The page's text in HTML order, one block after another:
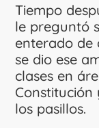
Tiempo
le preguntó
enterado de
se dio ese
clases en
Constitución
los pasillos.